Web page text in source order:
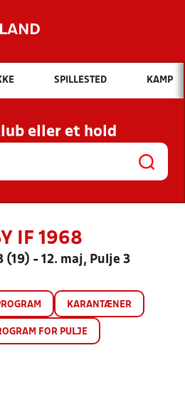
Hvad vil du søge efter?
INDHOLD OG NYHEDER
KLUBBER OG
HOLD
SPILLESTED KAMP
eller et hold
IF 1968
(19) - 12. maj, Pulje 3
KARANTÆNER
FOR PULJE